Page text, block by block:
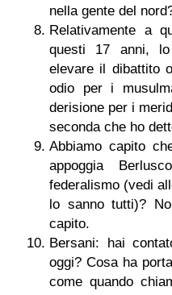
nella gente del
Relativamente a
questi 17 anni,
elevare il dibattito
odio per i
derisione per i
seconda che ho
Abbiamo capito
appoggia
federalismo (vedi
lo sanno tutti)?
capito.
Bersani: hai
oggi? Cosa ha
come quando